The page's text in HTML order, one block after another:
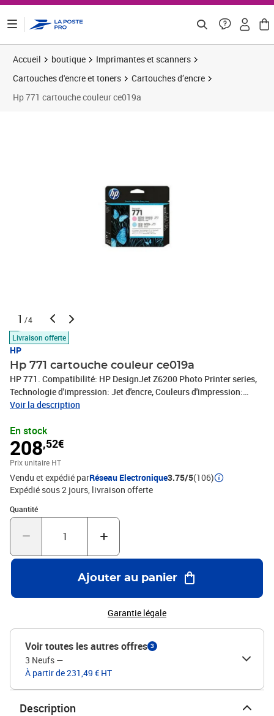
Accueil boutique
Imprimantes et scanners
Cartouches d'encre et toners
Cartouches d’encre
Hp 771 cartouche couleur ce019a
1 /4
Livraison offerte
HP
Hp 771 cartouche couleur ce019a
HP 771. Compatibilité: HP DesignJet Z6200 Photo Printer series,
Technologie d'impression: Jet d'encre, Couleurs d'impression:
Magenta clair, Cyan clair. Largeur: 28 mm, Profondeur: 143 mm,
mm, Largeur du colis: 28 mm, Profondeur du colis: 143 mm. Casier
principal (externe) par palette: 80 pièce(s), Produits par palette:
1920 pièce(s), Poids brut de la palette: 248 g. Dimensions
(LxPxH): 28 x 143 x 132 mm, Quantité par boîte: 1 pièce(s)
Voir la description
En stock
208,52€
Prix unitaire HT
Vendu et expédié parRéseau Electronique3.75/5(106)
Expédié sous 2 jours livraison offerte
Quantité
Quantité : 1
Ajouter au panier
Garantie légale
Voir toutes les autres offres 3
3 Neufs —
À partir de 231,49 € HT
Description